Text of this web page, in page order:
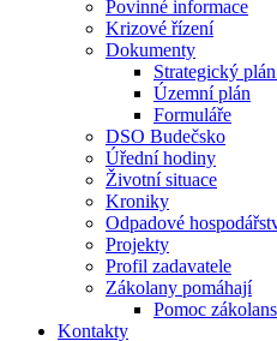
Povinné informace
Krizové řízení
Dokumenty
Strategický
Územní plán
Formuláře
DSO Budečsko
Úřední hodiny
Životní situace
Kroniky
Odpadové
Projekty
Profil zadavatele
Zákolany pomáhají
Pomoc
Kontakty